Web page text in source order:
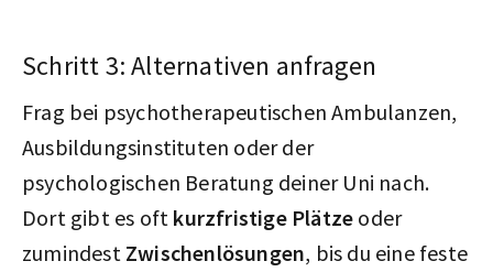
Schritt 3: Alternativen anfragen
Frag bei psychotherapeutischen Ambulanzen,
Ausbildungsinstituten oder der
psychologischen Beratung deiner Uni nach.
Dort gibt es oft kurzfristige Plätze oder
zumindest Zwischenlösungen, bis du eine feste